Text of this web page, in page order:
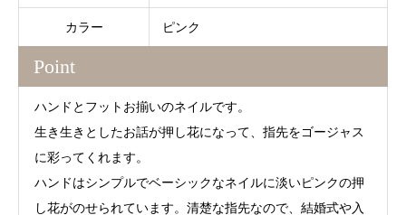
カラー ピンク
Point
ハンドとフットお揃いのネイルです。
生き生きとしたお話が押し花になって、指先をゴージャス
に彩ってくれます。
ハンドはシンプルでベーシックなネイルに淡いピンクの押
し花がのせられています。清楚な指先なので、結婚式や入